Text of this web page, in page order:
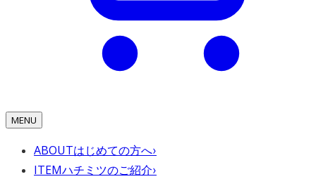
MENU
ABOUTはじめての方へ›
ITEMハチミツのご紹介›